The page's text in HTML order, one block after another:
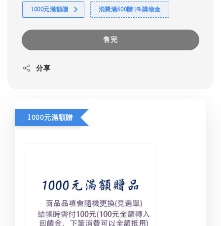
1000元滿額贈 消費滿500贈1%購物金
售完
分享
1000元滿額贈